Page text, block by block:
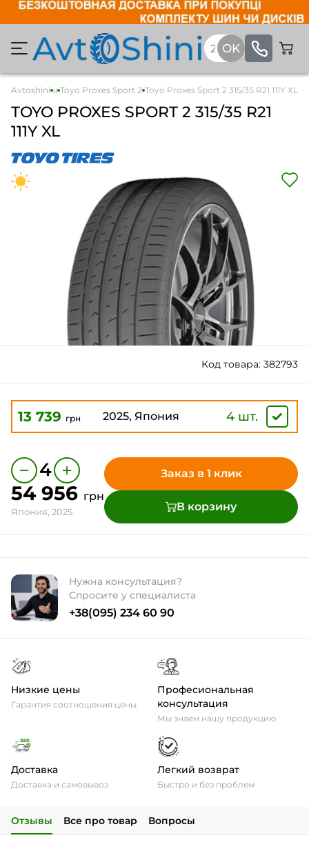
Avtoshini
шины Toyo Proxes Sport 2 Toyo Proxes Sport 2 315/35 R21 111Y XL
TOYO PROXES SPORT 2 315/35 R21
111Y XL
Код товара: 382793
13 739 грн 2025, Япония 4 шт.
− 4 +
54 956 грн
Япония, 2025
Заказ в 1 клик
В корзину
Нужна консультация?
Спросите у специалиста
+38(095) 234 60 90
Низкие цены
Гарантия соотношения цены
Професиональная
консультация
Мы знаем нашу продукцию
Доставка
Доставка и самовывоз
Легкий возврат
Быстро и без проблем
Отзывы Все про товар Вопросы